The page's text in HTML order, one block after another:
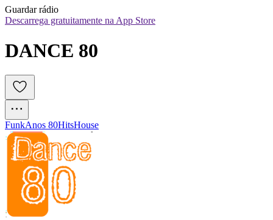
Guardar rádio
Descarrega gratuitamente na App Store
DANCE 80
FunkAnos 80HitsHouse